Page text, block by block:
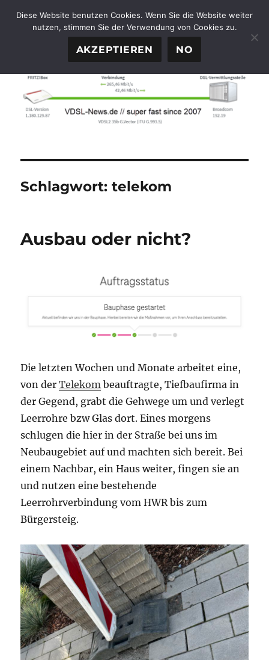
FTTH-News.de
Schlagwort:telekom
Ausbau oder nicht?
Die letzten Wochen und Monate arbeitet eine,
von derTelekom beauftragte, Tiefbaufirma in
der Gegend, grabt die Gehwege um und verlegt
Leerrohre bzw Glas dort. Eines morgens
schlugen die hier in der Straße bei uns im
Neubaugebiet auf und machten sich bereit. Bei
einem Nachbar, ein Haus weiter, fingen sie an
und nutzen eine bestehende
Leerrohrverbindung vom HWR bis zum
Bürgersteig.
Diese Website benutzen Cookies. Wenn Sie die Website weiter
nutzen, stimmen Sie der Verwendung von Cookies zu.
AKZEPTIEREN NO